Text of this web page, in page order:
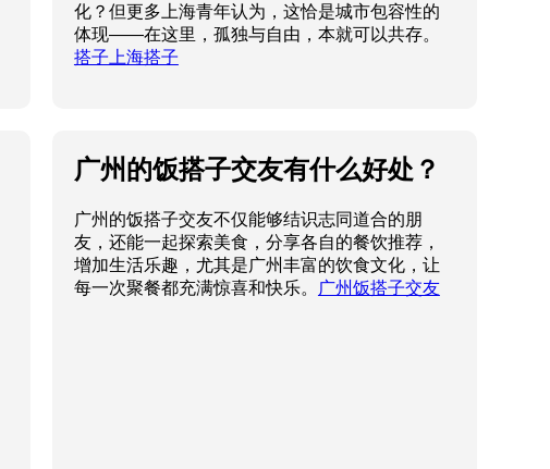
化？但更多上海青年认为，这恰是城市包容性的
体现——在这里，孤独与自由，本就可以共存。
搭子上海搭子
广州的饭搭子交友有什么好处？
广州的饭搭子交友不仅能够结识志同道合的朋
友，还能一起探索美食，分享各自的餐饮推荐，
增加生活乐趣，尤其是广州丰富的饮食文化，让
每一次聚餐都充满惊喜和快乐。
广州饭搭子交友